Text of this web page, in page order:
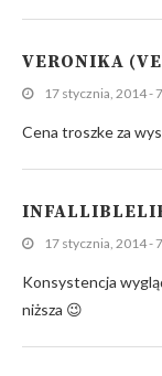
VERONIKA
17 stycznia, 2014 -
Cena troszke za
17 stycznia, 2014 -
Konsystencja
niższa 😉